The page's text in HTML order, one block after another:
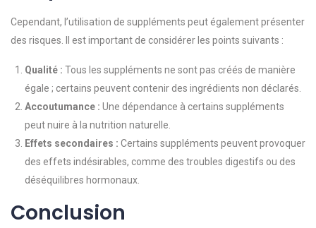
Cependant, l’utilisation de suppléments peut également présenter
des risques. Il est important de considérer les points suivants :
Qualité : Tous les suppléments ne sont pas créés de manière
égale ; certains peuvent contenir des ingrédients non déclarés.
Accoutumance : Une dépendance à certains suppléments
peut nuire à la nutrition naturelle.
Effets secondaires : Certains suppléments peuvent provoquer
des effets indésirables, comme des troubles digestifs ou des
déséquilibres hormonaux.
Conclusion